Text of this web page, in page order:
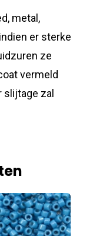
metal,
er sterke
ze
vermeld
slijtage zal